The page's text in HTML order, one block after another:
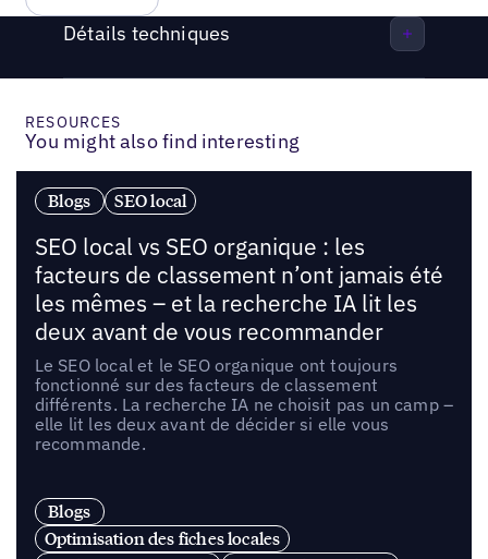
Détails techniques
RESOURCES
You might also find interesting
Blogs SEO local
SEO local vs SEO organique : les
facteurs de classement n’ont jamais été
les mêmes – et la recherche IA lit les
deux avant de vous recommander
Le SEO local et le SEO organique ont toujours
fonctionné sur des facteurs de classement
différents. La recherche IA ne choisit pas un camp –
elle lit les deux avant de décider si elle vous
recommande.
Blogs
Optimisation des fiches locales